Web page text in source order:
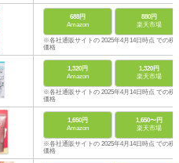
688円
Amazon
880円
楽天市場
※各社通販サイトの 2025年4月14日時点 での税
価格
1,320円
Amazon
1,320円
楽天市場
※各社通販サイトの 2025年4月14日時点 での税
価格
1,650円
Amazon
1,650〜円
楽天市場
※各社通販サイトの 2025年4月14日時点 での税
価格